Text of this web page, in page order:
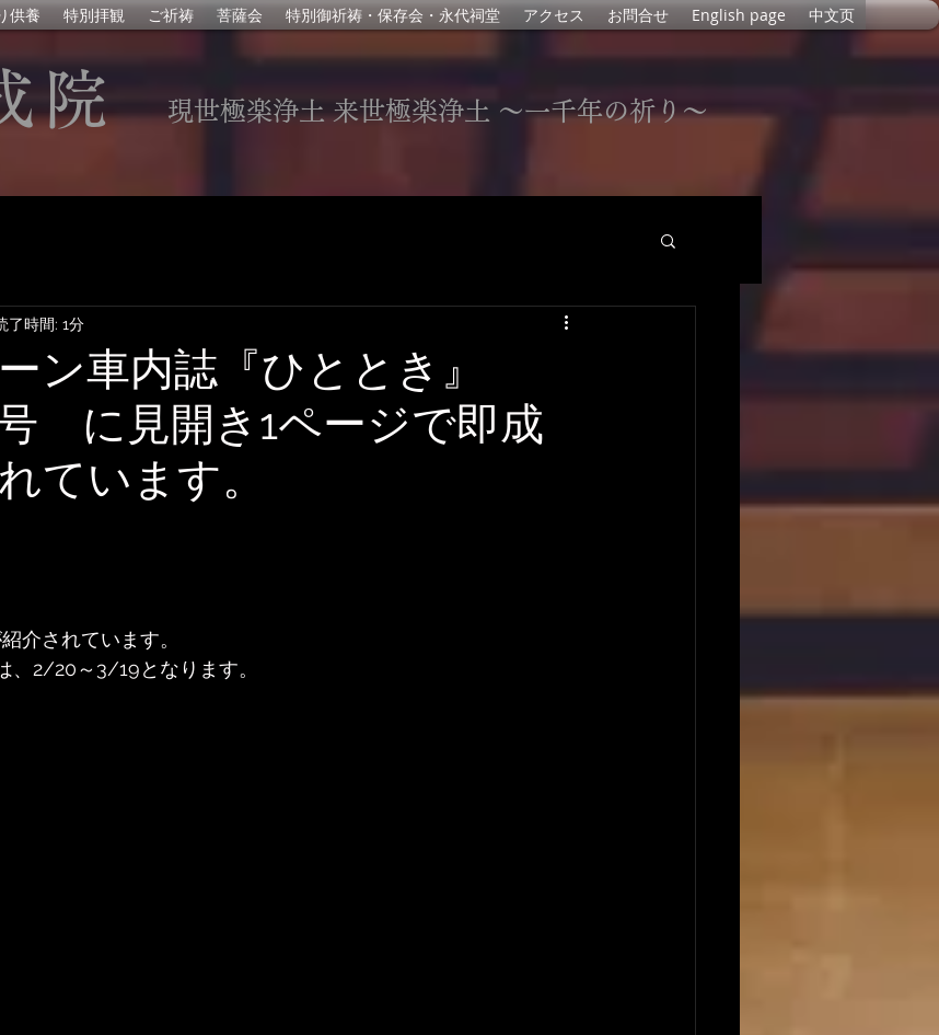
供養 特別拝観 ご祈祷 菩薩会 特別御祈祷・保存会・永代祠堂 アクセス お問合せ English page 中文页
院 現世極楽浄土 来世極楽浄土 〜一千年の祈り〜
ン車内誌『ひととき』
に見開き1ページで即成
ています。
了時間: 1分
介されています。
、2/20～3/19となります。